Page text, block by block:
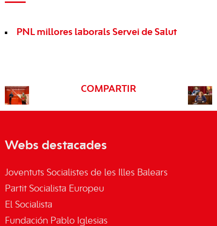
PNL millores laborals Servei de Salut
COMPARTIR
Webs destacades
Joventuts Socialistes de les Illes Balears
Partit Socialista Europeu
El Socialista
Fundación Pablo Iglesias